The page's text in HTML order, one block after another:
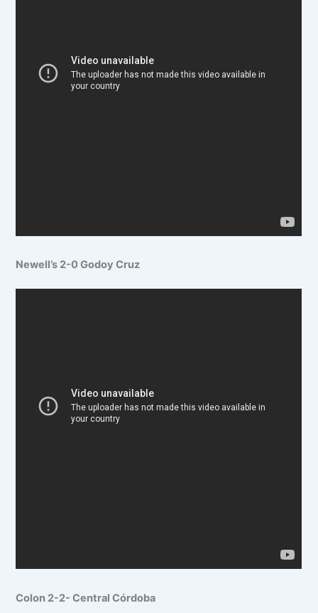
Newell’s 2-0 Godoy Cruz
Colon 2-2- Central Córdoba